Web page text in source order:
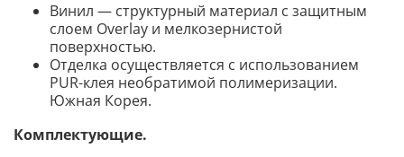
Винил — структурный материал с защитным
слоем Overlay и мелкозернистой
поверхностью.
Отделка осуществляется с использованием
PUR-клея необратимой полимеризации.
Южная Корея.
Комплектующие.